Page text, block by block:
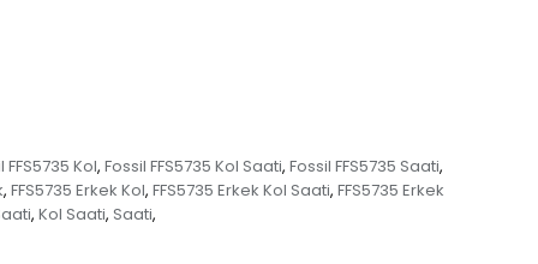
FFS5735 Kol, Fossil FFS5735 Kol Saati, Fossil FFS5735 Saati,
, FFS5735 Erkek Kol, FFS5735 Erkek Kol Saati, FFS5735 Erkek
, Kol Saati, Saati,